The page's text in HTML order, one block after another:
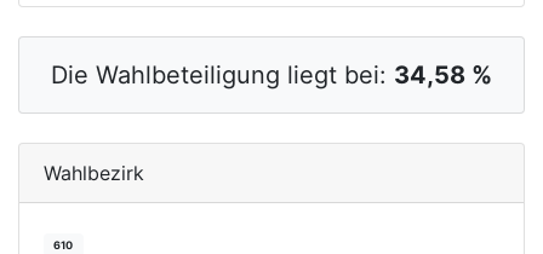
Die Wahlbeteiligung liegt bei: 34,58 %
Wahlbezirk
610